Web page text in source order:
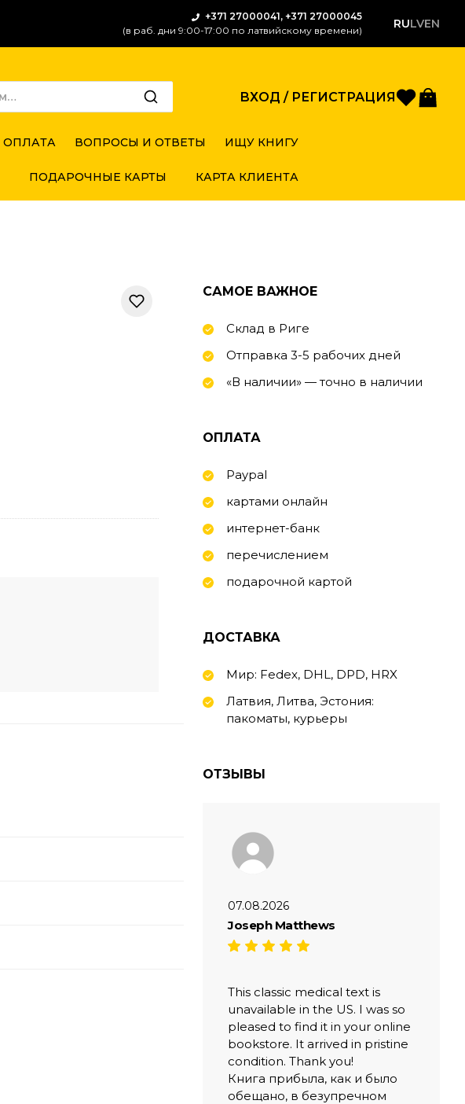
+371 27000041, +371 27000045
(в раб. дни 9:00-17:00 по латвийскому времени)
RULVEN
ВХОД / РЕГИСТРАЦИЯ
ОПЛАТА ВОПРОСЫ И ОТВЕТЫ ИЩУ КНИГУ
ПОДАРОЧНЫЕ КАРТЫ КАРТА КЛИЕНТА
САМОЕ ВАЖНОЕ
Склад в Риге
Отправка 3-5 рабочих дней
«В наличии» — точно в наличии
ОПЛАТА
Paypal
картами онлайн
интернет-банк
перечислением
подарочной картой
ДОСТАВКА
Мир: Fedex, DHL, DPD, HRX
Латвия, Литва, Эстония:
пакоматы, курьеры
ОТЗЫВЫ
07.08.2026
Joseph Matthews
This classic medical text is
unavailable in the US. I was so
pleased to find it in your online
bookstore. It arrived in pristine
condition. Thank you!
Книга прибыла, как и было
обещано, в безупречном